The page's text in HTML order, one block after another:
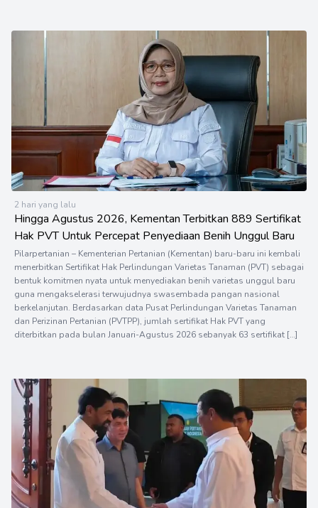
2 hari yang lalu
Hingga Agustus 2026, Kementan Terbitkan 889 Sertifikat
Hak PVT Untuk Percepat Penyediaan Benih Unggul Baru
Pilarpertanian – Kementerian Pertanian (Kementan) baru-baru ini kembali
menerbitkan Sertifikat Hak Perlindungan Varietas Tanaman (PVT) sebagai
bentuk komitmen nyata untuk menyediakan benih varietas unggul baru
guna mengakselerasi terwujudnya swasembada pangan nasional
berkelanjutan. Berdasarkan data Pusat Perlindungan Varietas Tanaman
dan Perizinan Pertanian (PVTPP), jumlah sertifikat Hak PVT yang
diterbitkan pada bulan Januari-Agustus 2026 sebanyak 63 sertifikat […]